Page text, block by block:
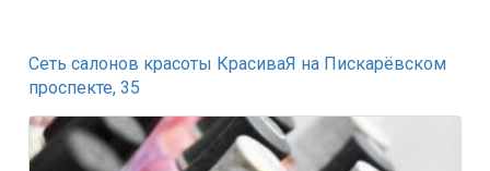
Сеть салонов красоты КрасиваЯ на Пискарёвском
проспекте, 35